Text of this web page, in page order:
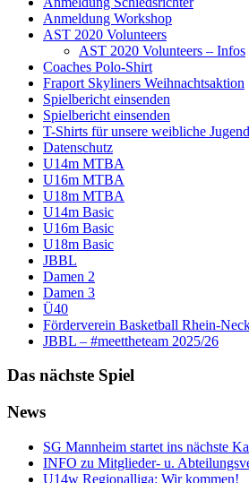
Anmeldung Workshop
AST 2020 Volunteers
AST 2020 Volunteers – Infos
Coaches Polo-Shirt
Fraport Skyliners Weihnachtsaktion
Spielbericht einsenden
Spielbericht einsenden
T-Shirts für unsere weibliche Jugend
Datenschutz
U14m MTBA
U16m MTBA
U18m MTBA
U14m Basic
U16m Basic
U18m Basic
JBBL
Damen 2
Damen 3
Ü40
Förderverein Basketball Rhein-
JBBL – #meettheteam 2025/26
Das nächste Spiel
News
SG Mannheim startet ins nächste
INFO zu Mitglieder- u.
U14w Regionalliga: Wir kommen!